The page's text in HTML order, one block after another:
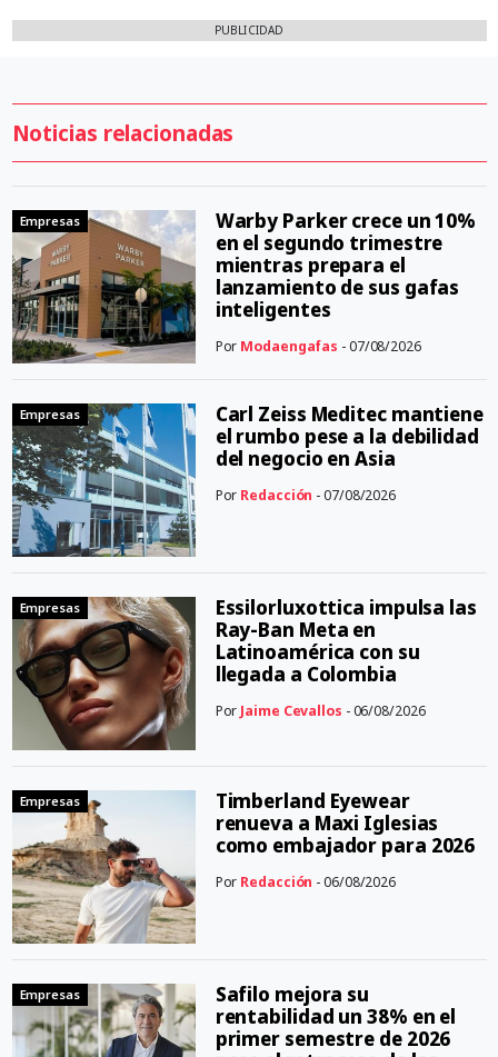
PUBLICIDAD
Noticias relacionadas
Empresas
Warby Parker crece un 10%
en el segundo trimestre
mientras prepara el
lanzamiento de sus gafas
inteligentes
Por Modaengafas - 07/08/2026
Empresas
Carl Zeiss Meditec mantiene
el rumbo pese a la debilidad
del negocio en Asia
Por Redacción - 07/08/2026
Empresas
Essilorluxottica impulsa las
Ray-Ban Meta en
Latinoamérica con su
llegada a Colombia
Por Jaime Cevallos - 06/08/2026
Empresas
Timberland Eyewear
renueva a Maxi Iglesias
como embajador para 2026
Por Redacción - 06/08/2026
Empresas
Safilo mejora su
rentabilidad un 38% en el
primer semestre de 2026